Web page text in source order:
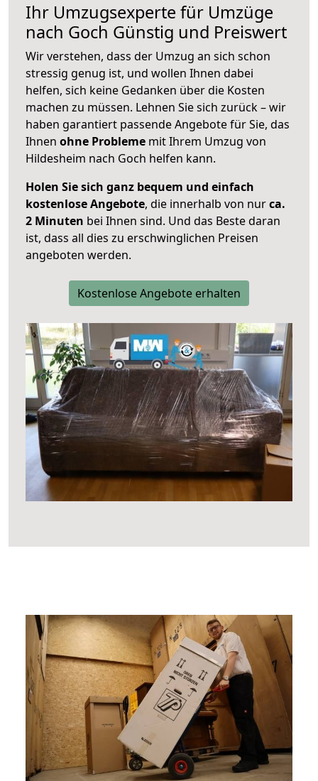
Ihr Umzugsexperte für Umzüge
nach Goch Günstig und Preiswert
Wir verstehen, dass der Umzug an sich schon
stressig genug ist, und wollen Ihnen dabei
helfen, sich keine Gedanken über die Kosten
machen zu müssen. Lehnen Sie sich zurück – wir
haben garantiert passende Angebote für Sie, das
Ihnen ohne Probleme mit Ihrem Umzug von
Hildesheim nach Goch helfen kann.
Holen Sie sich ganz bequem und einfach
kostenlose Angebote, die innerhalb von nurca.
2 Minuten bei Ihnen sind. Und das Beste daran
ist, dass all dies zu erschwinglichen Preisen
angeboten werden.
Kostenlose Angebote erhalten